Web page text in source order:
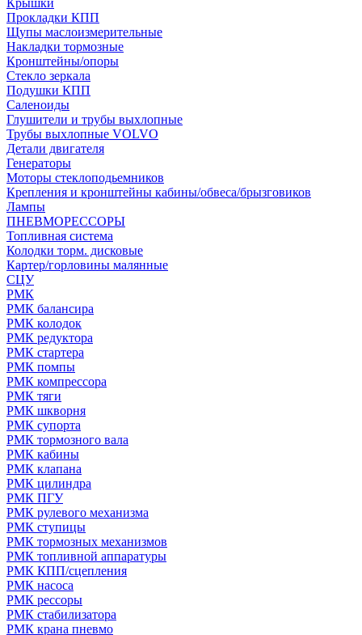
Крышки
Прокладки КПП
Щупы маслоизмерительные
Накладки тормозные
Кронштейны/опоры
Стекло зеркала
Подушки КПП
Саленоиды
Глушители и трубы выхлопные
Трубы выхлопные VOLVO
Детали двигателя
Генераторы
Моторы стеклоподьемников
Крепления и кронштейны кабины/обвеса/брызговиков
Лампы
ПНЕВМОРЕССОРЫ
Топливная система
Колодки торм. дисковые
Картер/горловины малянные
СЦУ
РМК
РМК балансира
РМК колодок
РМК редуктора
РМК стартера
РМК помпы
РМК компрессора
РМК тяги
РМК шкворня
РМК супорта
РМК тормозного вала
РМК кабины
РМК клапана
РМК цилиндра
РМК ПГУ
РМК рулевого механизма
РМК ступицы
РМК тормозных механизмов
РМК топливной аппаратуры
РМК КПП/сцепления
РМК насоса
РМК рессоры
РМК стабилизатора
РМК крана пневмо